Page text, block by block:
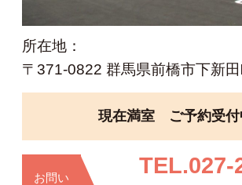
所在地：
〒371-0822 群馬県前橋市下新
現在満室 ご予約受付
お問い
TEL.027-